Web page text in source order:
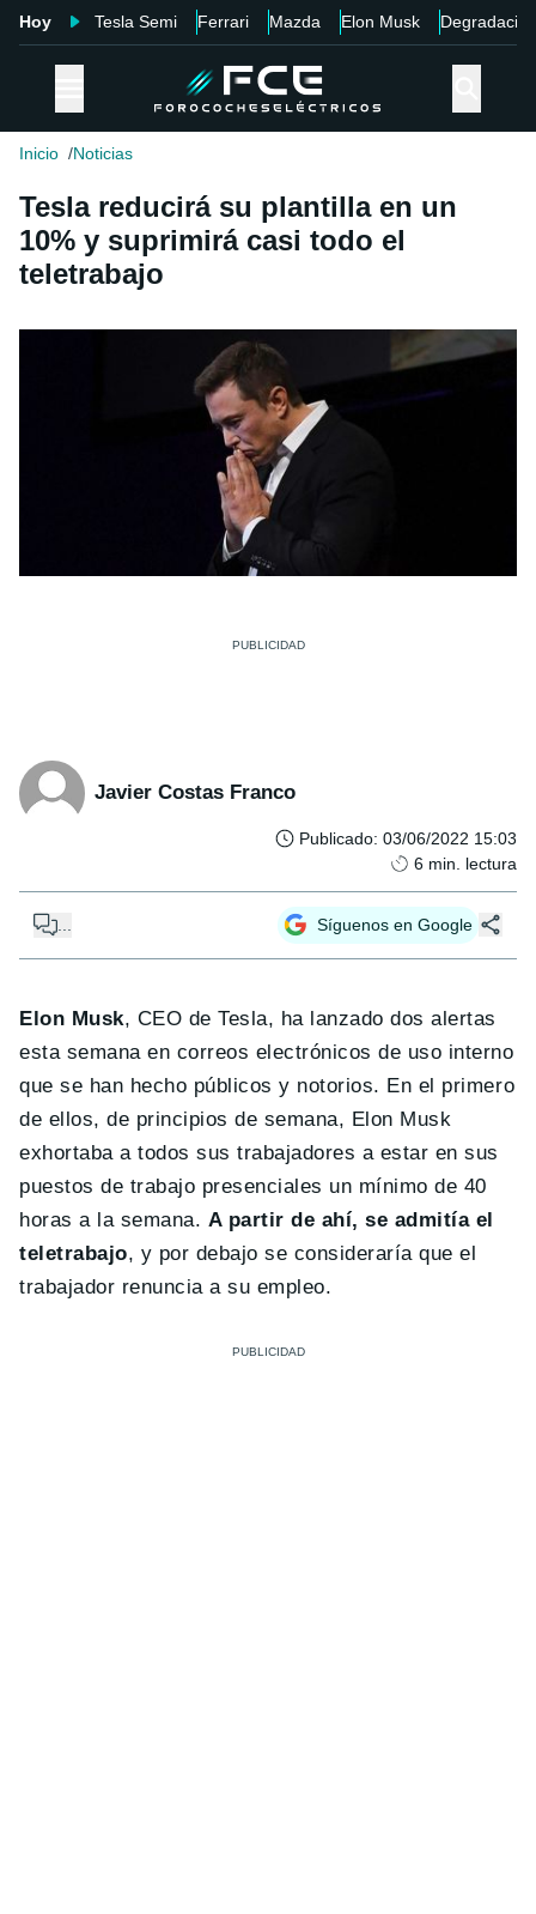
Hoy Tesla Semi Ferrari Mazda Elon Musk Degradación
Inicio Noticias
Tesla reducirá su plantilla en un
10% y suprimirá casi todo el
teletrabajo
Javier Costas Franco
Publicado: 03/06/2022 15:03
6 min. lectura
Síguenos en Google
Elon Musk, CEO de Tesla, ha lanzado dos alertas
esta semana en correos electrónicos de uso interno
que se han hecho públicos y notorios. En el primero
de ellos, de principios de semana, Elon Musk
exhortaba a todos sus trabajadores a estar en sus
puestos de trabajo presenciales un mínimo de 40
horas a la semana. A partir de ahí, se admitía el
teletrabajo, y por debajo se consideraría que el
trabajador renuncia a su empleo.